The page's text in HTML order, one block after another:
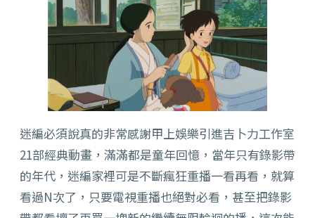
迷編必須說真的非常感謝甲上娛樂引進吉卜力工作室
21部經典動畫，滿滿都是童年回憶，當年只有錄影帶
的年代，迷編家裡可是不斷瘋狂重播一看再看，就算
看過N次了，只要電視重播也絕對必看，甚至把錄影